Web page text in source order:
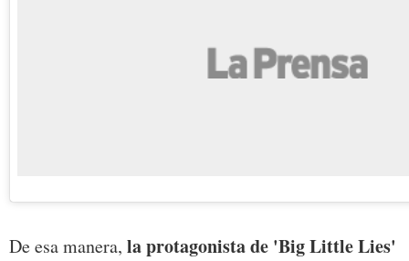
De esa manera, la protagonista de 'Big Little Lies'